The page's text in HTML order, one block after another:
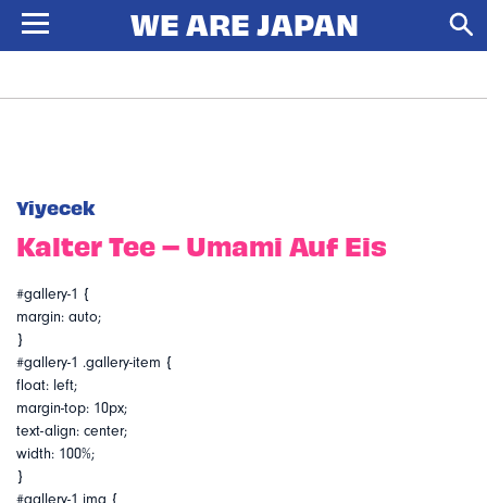
Yiyecek
Kalter Tee – Umami Auf Eis
#gallery-1 {
margin: auto;
}
#gallery-1 .gallery-item {
float: left;
margin-top: 10px;
text-align: center;
width: 100%;
}